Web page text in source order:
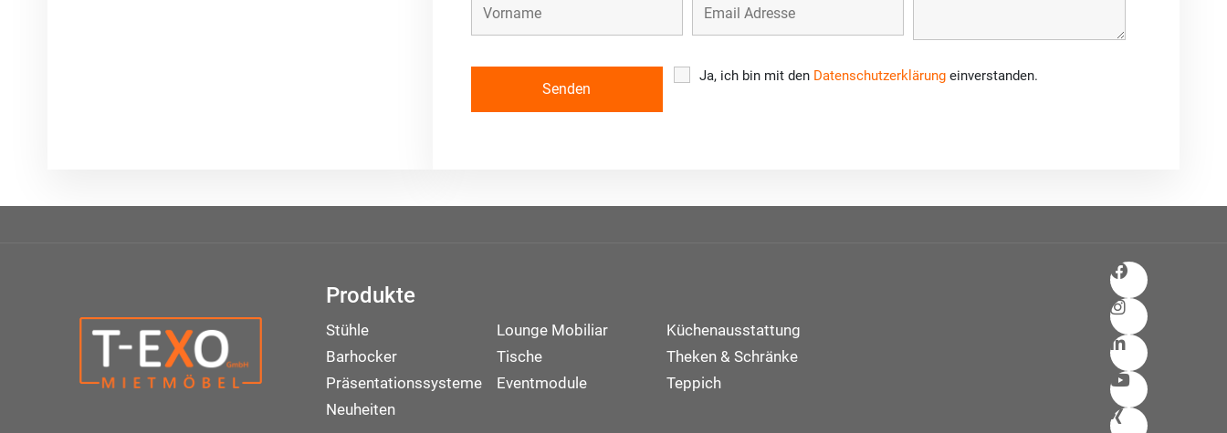
Ja, ich bin mit den Datenschutzerklärungeinverstanden.
Produkte
Stühle Lounge Mobiliar
Küchenausstattung
Barhocker
Tische
Theken & Schränke
Präsentationssysteme
Eventmodule
Teppich
Neuheiten